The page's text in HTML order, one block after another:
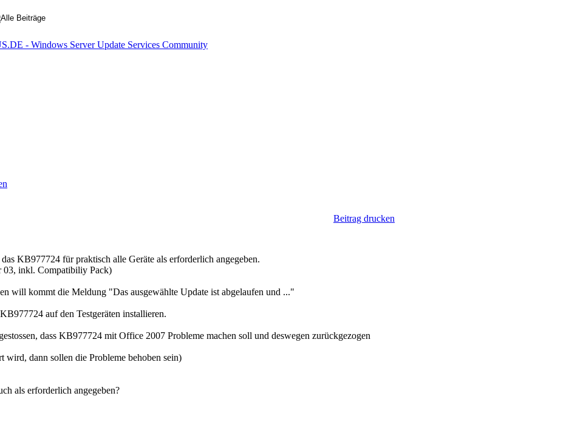
Beitrag drucken
KB977724 für praktisch alle Geräte als erforderlich angegeben.
inkl. Compatibiliy Pack)
will kommt die Meldung "Das ausgewählte Update ist abgelaufen und ..."
auf den Testgeräten installieren.
dass KB977724 mit Office 2007 Probleme machen soll und deswegen zurückgezogen
wird, dann sollen die Probleme behoben sein)
als erforderlich angegeben?